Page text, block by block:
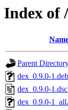
Index of
Parent
dex_0.9.0-
dex_0.9.0-1.dsc
dex_0.9.0-